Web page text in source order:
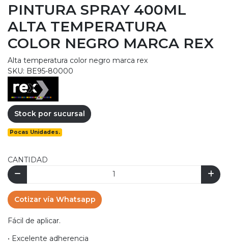
PINTURA SPRAY 400ML
ALTA TEMPERATURA
COLOR NEGRO MARCA REX
Alta temperatura color negro marca rex
SKU: BE95-80000
Stock por sucursal
Pocas Unidades.
CANTIDAD
Cotizar vía Whatsapp
Fácil de aplicar.
• Excelente adherencia